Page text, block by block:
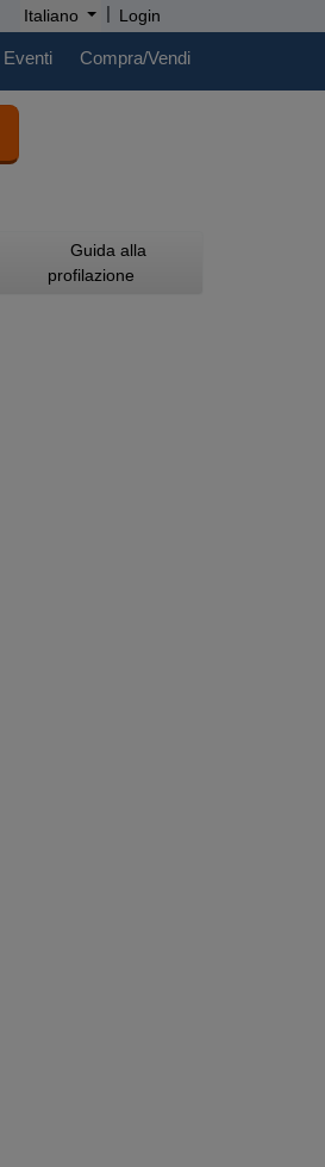
Italiano | Login
Eventi Compra/Vendi
Guida alla
profilazione